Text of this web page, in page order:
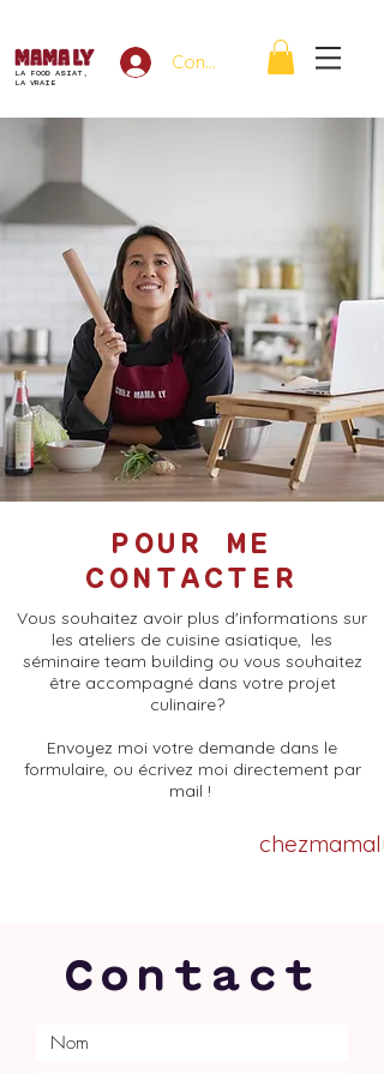
LA FOOD ASIAT,
LA VRAIE
Connexion
POUR ME
CONTACTER
Vous souhaitez avoir plus d'informations sur
les ateliers de cuisine asiatique, les
séminaire team building ou vous souhaitez
être accompagné dans votre projet
culinaire?
Envoyez moi votre demande dans le
formulaire, ou écrivez moi directement par
mail !
Contact